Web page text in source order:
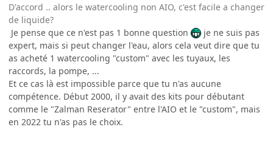
D'accord .. alors le watercooling non AIO, c'est facile a changer
de liquide?
Je pense que ce n'est pas 1 bonne question
je ne suis pas
expert, mais si peut changer l'eau, alors cela veut dire que tu
as acheté 1 watercooling "custom" avec les tuyaux, les
raccords, la pompe, ...
Et ce cas là est impossible parce que tu n'as aucune
compétence. Début 2000, il y avait des kits pour débutant
comme le "Zalman Reserator" entre l'AIO et le "custom", mais
en 2022 tu n'as pas le choix.